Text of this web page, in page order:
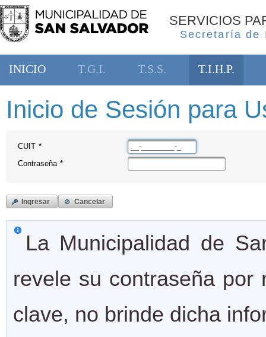
SERVICIOS
Secretaría de
INICIO T.G.I. T.S.S. T.I.H.P.
Inicio de Sesión para
CUIT *
Contraseña *
Ingresar Cancelar
La Municipalidad de
revele su contraseña por
clave, no brinde dicha